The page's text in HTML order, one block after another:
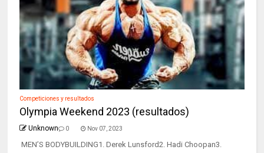
Competiciones y resultados
Olympia Weekend 2023 (resultados)
Unknown 0 Nov 07, 2023
MEN’S BODYBUILDING1. Derek Lunsford2. Hadi Choopan3.